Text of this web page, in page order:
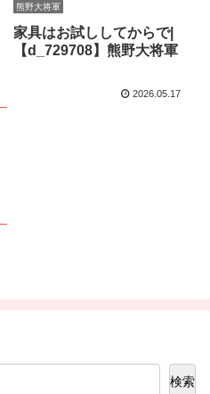
熊野大将軍
家具はお試ししてからで|
【d_729708】熊野大将軍
2026.05.17
検索